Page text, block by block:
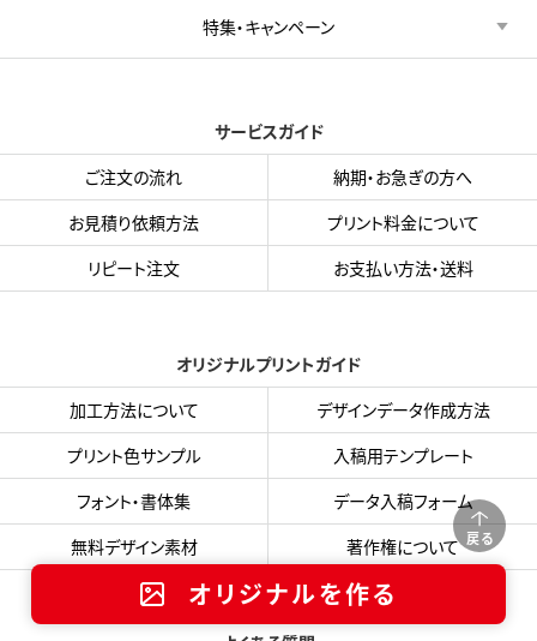
戻る
オリジナルを作る
特集・キャンペーン
サービスガイド
ご注文の流れ
納期・お急ぎの方へ
お見積り依頼方法
プリント料金について
リピート注文
お支払い方法・送料
オリジナルプリントガイド
加工方法について
デザインデータ作成方法
プリント色サンプル
入稿用テンプレート
フォント・書体集
データ入稿フォーム
無料デザイン素材
著作権について